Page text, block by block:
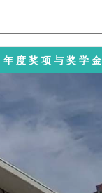
年度奖项与奖学金